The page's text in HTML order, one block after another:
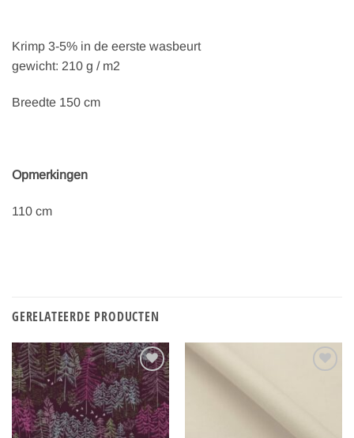
Krimp 3-5% in de eerste wasbeurt
gewicht: 210 g / m2
Breedte 150 cm
Opmerkingen
110 cm
GERELATEERDE PRODUCTEN
Toevoegen
aan
verlanglijst